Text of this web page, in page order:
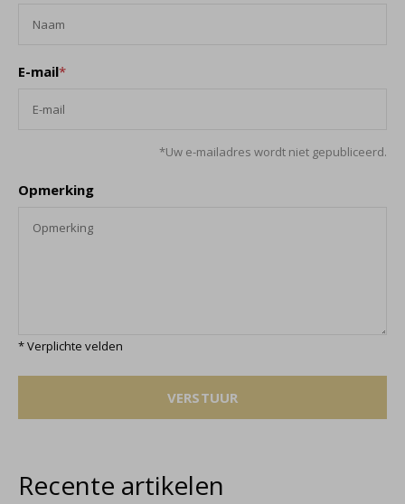
E-mail*
*Uw e-mailadres wordt niet gepubliceerd.
Opmerking
* Verplichte velden
VERSTUUR
Recente artikelen